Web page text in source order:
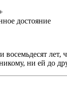
достояние
восемьдесят
ни ей до